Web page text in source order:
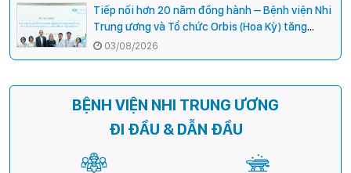
Tiếp nối hơn 20 năm đồng hành – Bệnh viện Nhi
Trung ương và Tổ chức Orbis (Hoa Kỳ) tăng
cường hợp tác, mở rộng cơ hội bảo vệ thị lực
cho trẻ em Việt Nam
03/08/2026
BỆNH VIỆN NHI TRUNG ƯƠNG
ĐI ĐẦU & DẪN ĐẦU